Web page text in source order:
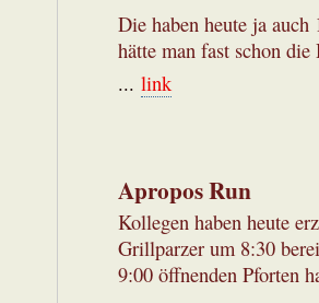
Die haben heute ja
hätte man fast schon
... link
Apropos Run
Kollegen haben heute
Grillparzer um 8:30
9:00 öffnenden Pforten